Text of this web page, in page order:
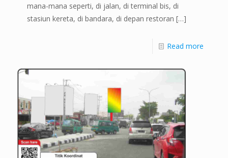
mana-mana seperti, di jalan, di terminal bis, di
stasiun kereta, di bandara, di depan restoran […]
Read more